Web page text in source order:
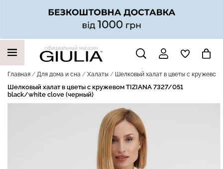
официальный магазин
Главная Для дома и сна Халаты Шелковый халат в цветы с
Шелковый халат в цветы с кружевом TIZIANA 7327/051
black/white clove (черный)
НАШИ ТРЕНДОВЫЕ ТОВАРЫ